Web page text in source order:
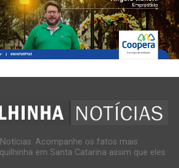
Acompanhe os fatos mais
em Santa Catarina assim que eles